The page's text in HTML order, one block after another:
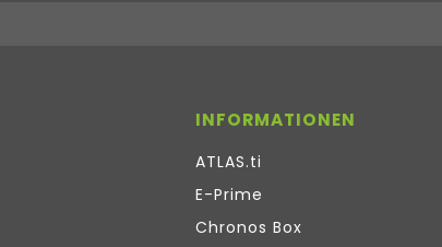
INFORMATIONEN
ATLAS.ti
E-Prime
Chronos Box